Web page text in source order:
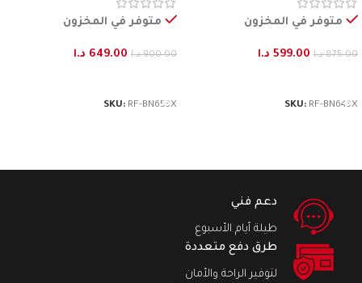
متوفر في المخزون
875.00 د.ا 599.00 د.ا
SKU: RF-BN643X
متوفر في المخزون
900.00 د.ا 649.00 د.ا
SKU: RF-BN653X
دعم فني
طيلة أيام الأسبوع
طرق دفع متعددة
لتوفير الراحة والأمان